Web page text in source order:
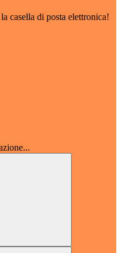
casella di posta elettronica!